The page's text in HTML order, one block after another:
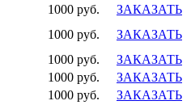
1000 руб.
ЗАКАЗАТЬ
1000 руб.
ЗАКАЗАТЬ
1000 руб.
ЗАКАЗАТЬ
1000 руб.
ЗАКАЗАТЬ
1000 руб.
ЗАКАЗАТЬ